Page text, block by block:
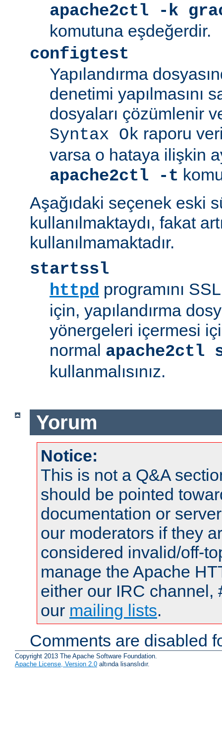
apache2ctl -k
komutuna eşdeğerdir.
configtest
Yapılandırma
denetimi yapılmasını
dosyaları çözümlenir
Syntax Ok raporu
varsa o hataya ilişkin
apache2ctl -t
Aşağıdaki seçenek eski
kullanılmaktaydı, fakat
kullanılmamaktadır.
startssl
httpd programını
için, yapılandırma
yönergeleri içermesi
normal apache2ctl
kullanmalısınız.
Yorum
Notice:
This is not a Q&A
should be pointed
documentation or
our moderators if they
considered invalid/off-
manage the Apache
either our IRC channel,
our mailing lists.
Comments are disabled
Copyright 2013 The Apache Software Foundation.
Apache License, Version 2.0 altında lisanslıdır.